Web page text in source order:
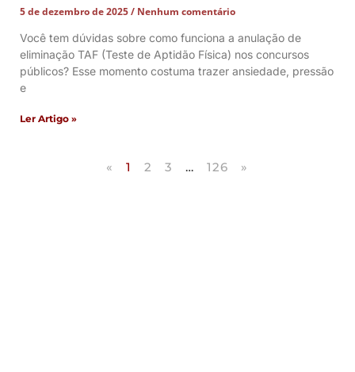
5 de dezembro de 2025
Nenhum comentário
Você tem dúvidas sobre como funciona a anulação de
eliminação TAF (Teste de Aptidão Física) nos concursos
públicos? Esse momento costuma trazer ansiedade, pressão
e
Ler Artigo »
« 1 2 3 … 126 »